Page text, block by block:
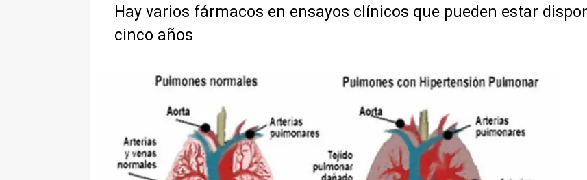
Hay varios fármacos en ensayos clínicos que pueden estar
cinco años